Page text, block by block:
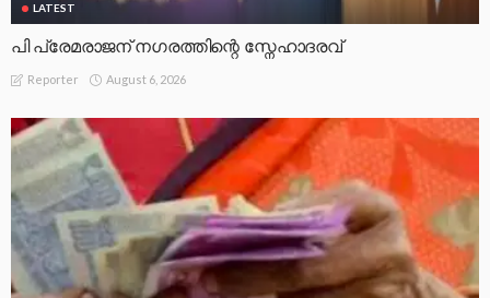
LATEST
പി പ്രേമരാജന് നഗരത്തിന്റെ സ്നേഹാദരവ്
Reporter August 6, 2026